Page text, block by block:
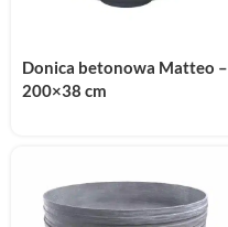
Donica betonowa Matteo –
200×38 cm